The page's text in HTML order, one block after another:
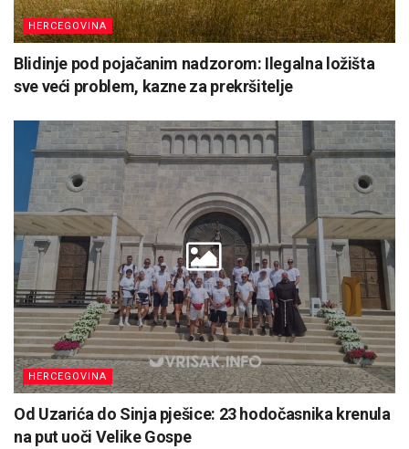
HERCEGOVINA
Blidinje pod pojačanim nadzorom: Ilegalna ložišta
sve veći problem, kazne za prekršitelje
HERCEGOVINA
Od Uzarića do Sinja pješice: 23 hodočasnika krenula
na put uoči Velike Gospe